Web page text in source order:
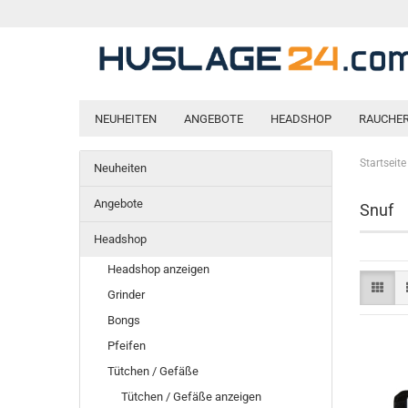
NEUHEITEN ANGEBOTE HEADSHOP
Startseite
Snuf
Neuheiten
Angebote
Headshop
Headshop anzeigen
Grinder
Bongs
Pfeifen
Tütchen / Gefäße
Tütchen / Gefäße anzeigen